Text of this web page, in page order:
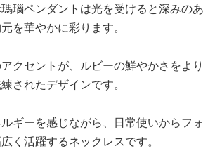
瑙ペンダントは光を受けると深みのあ
を華やかに彩ります。
クセントが、ルビーの鮮やかさをより
されたデザインです。
ギーを感じながら、日常使いからフォ
く活躍するネックレスです。